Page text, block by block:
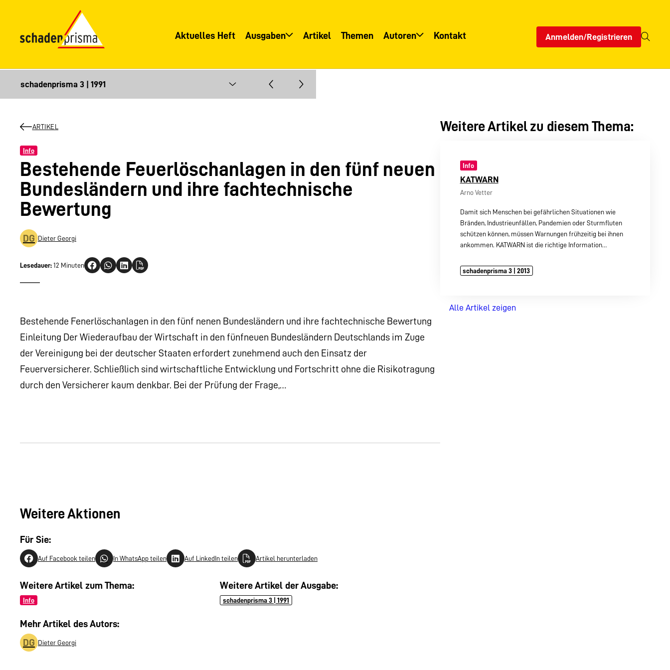
Aktuelles Heft Ausgaben
Informationsservice
Artikel Themen Autoren Kontakt Anmelden/Registrieren
ARTIKEL
Info
Bestehende Feuerlöschanlagen in den fünf neuen
Bundesländern und ihre fachtechnische
Bewertung
DG Dieter Georgi
Lesedauer: 12 Minuten
Bestehende Fenerlöschanlagen in den fünf nenen Bundesländern und ihre fachtechnische Bewertung
Einleitung Der Wiederaufbau der Wirtschaft in den fünfneuen Bundesländern Deutschlands im Zuge
der Vereinigung bei der deutscher Staaten erfordert zunehmend auch den Einsatz der
Feuerversicherer. Schließlich sind wirtschaftliche Entwicklung und Fortschritt ohne die Risikotragung
durch den Versicherer kaum denkbar. Bei der Prüfung der Frage,…
Weitere Aktionen
Für Sie:
Auf Facebook teilen In WhatsApp teilen Auf LinkedIn teilen Artikel herunterladen
Weitere Artikel zum Thema:
Info
Weitere Artikel der Ausgabe:
schadenprisma 3 | 1991
Mehr Artikel des Autors:
DG
Dieter Georgi
Weitere Artikel zu diesem Thema:
Info
KATWARN
Arno Vetter
Damit sich Menschen bei gefährlichen Situationen wie
Bränden, Industrieunfällen, Pandemien oder Sturmfluten
schützen können, müssen Warnungen frühzeitig bei ihnen
ankommen. KATWARN ist die richtige Information…
schadenprisma 3 | 2013
Alle Artikel zeigen